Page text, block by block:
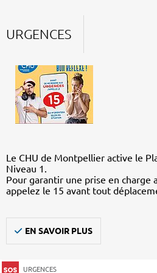
URGENCES
Le CHU de Montpellier active le
Niveau 1.
Pour garantir une prise en charge
appelez le 15 avant tout
EN SAVOIR PLUS
URGENCES